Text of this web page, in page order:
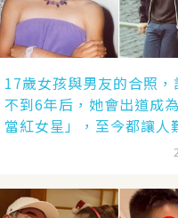
17歲女孩與男友的合照，
不到6年后，她會出道成
當紅女星」，至今都讓人